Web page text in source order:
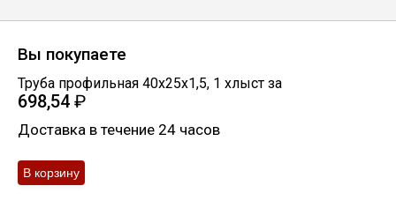
Вы покупаете
Труба профильная 40х25х1,5, 1 хлыст за
698,54 ₽
Доставка в течение 24 часов